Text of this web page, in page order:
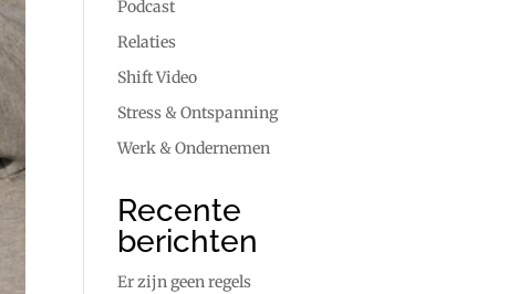
Podcast
Relaties
Shift Video
Stress & Ontspanning
Werk & Ondernemen
Recente
berichten
Er zijn geen regels